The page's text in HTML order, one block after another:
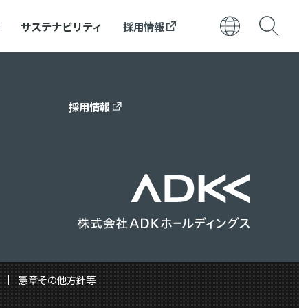
サステナビリティ 採用情報
採用情報
憲章その他方針等